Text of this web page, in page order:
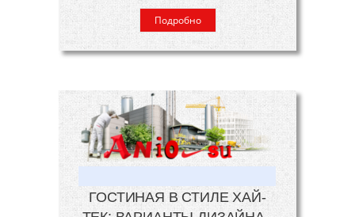
Подробно
ГОСТИНАЯ В СТИЛЕ ХАЙ-